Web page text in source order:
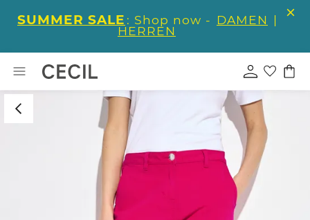
SUMMER SALE : Shop now - DAMEN |
HERREN